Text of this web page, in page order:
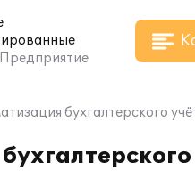
бухгалтерского